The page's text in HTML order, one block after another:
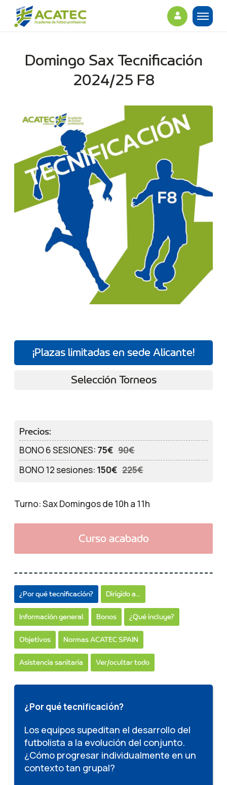
Domingo Sax Tecnificación
2024/25 F8
¡Plazas limitadas en sede Alicante!
Selección Torneos
Precios:
BONO 6 SESIONES: 75€ 90€
BONO 12 sesiones: 150€ 225€
Turno: Sax Domingos de 10h a 11h
Curso acabado
¿Por qué tecnificación? Dirigido a...
Información general Bonos ¿Qué incluye?
Objetivos Normas ACATEC SPAIN
Asistencia sanitaria Ver/ocultar todo
¿Por qué tecnificación?
Los equipos supeditan el desarrollo del
futbolista a la evolución del conjunto.
¿Cómo progresar individualmente en un
contexto tan grupal?